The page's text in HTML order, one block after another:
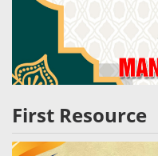
First Resource